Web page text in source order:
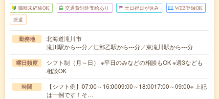
職種未経験OK 交通費別途支給あり 土日祝日が休み WEB登録OK
派遣
勤務地
北海道滝川市
滝川駅から---分／江部乙駅から---分／東滝川駅から---分
曜日頻度
シフト制（月～日） ※平日のみなどの相談もOK ※週3なども
相談OK
時間
【シフト例】07:00～16:0009:00～18:0017:00～09:00※ 上記
は一例です！そ…